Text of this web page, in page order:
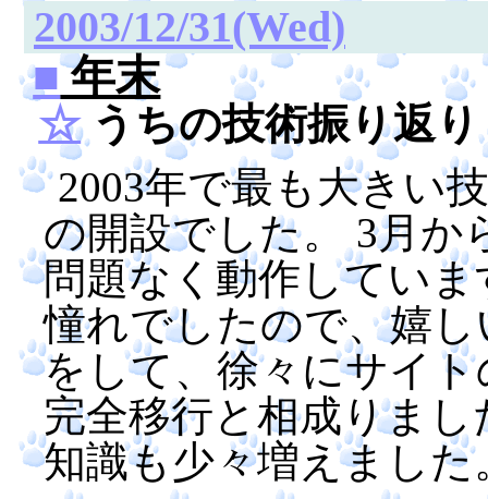
2003/12/31(Wed)
■年末
☆うちの技術振り返り
2003年で最も大きい
の開設でした。 3月か
問題なく動作してい
憧れでしたので、嬉
をして、徐々にサイ
完全移行と相成りま
知識も少々増えました